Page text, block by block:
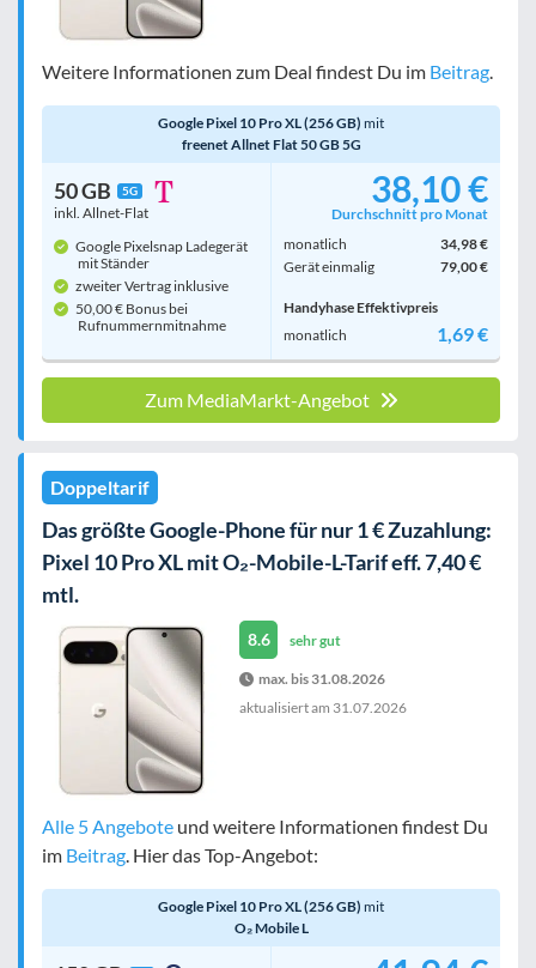
Weitere Informationen zum Deal findest Du im Beitrag.
Google Pixel 10 Pro XL (256 GB) mit
freenet Allnet Flat 50 GB 5G
50 GB 5G
inkl. Allnet-Flat
Google Pixelsnap Ladegerät
mit Ständer
zweiter Vertrag inklusive
50,00 € Bonus bei
Rufnummern­mitnahme
38,10 €
Durchschnitt pro Monat
monatlich
34,98 €
Gerät einmalig
79,00 €
Handyhase Effektivpreis
monatlich
1,69 €
Zum MediaMarkt-Angebot
Doppeltarif
Das größte Google-Phone für nur 1 € Zuzahlung:
Pixel 10 Pro XL mit O₂-Mobile-L-Tarif eff. 7,40 €
mtl.
8.6 sehr gut
max. bis 31.08.2026
aktualisiert am 31.07.2026
Alle 5 Angebote und weitere Informationen findest Du
im Beitrag. Hier das Top-Angebot:
Google Pixel 10 Pro XL (256 GB) mit
O₂ Mobile L